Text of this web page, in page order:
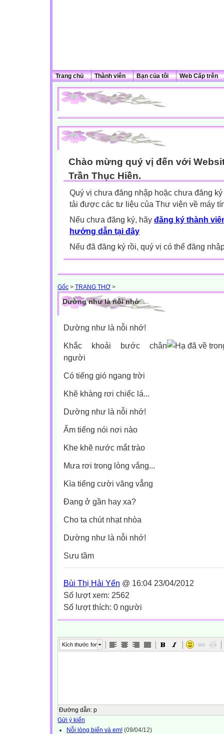
Trang chủ Thành viên Bạn của tôi Web Cấp trên
Chào mừng quý vị đến với
Trần Thục Hiền.
Quý vị chưa đăng nhập hoặc chưa đăng
tải được các tư liệu của Thư viện về máy
Nếu chưa đăng ký, hãy đăng ký thành
hướng dẫn tại đây
Nếu đã đăng ký rồi, quý vị có thể đăng
Gốc > TRANG THƠ >
Dường như là nỗi nhớ
Dường như là nỗi nhớ!
Khắc khoải bước chân
người
Có tiếng gió ngang trời
Khẽ khàng rơi chiếc lá...
Dường như là nỗi nhớ!
Ấm tiếng nói nơi nào
Khe khẽ nước mắt trào
Mưa rơi trong lòng vắng...
Kìa tiếng cười văng vẳng
Đang ở gần hay xa?
Cho ta chút nhạt nhòa
Dường như là nỗi nhớ!
Sưu tầm
Bùi Thị Hải Yến @ 16:04 23/04/2012
Số lượt xem: 2562
Số lượt thích: 0 người
Kích thước font
Đường dẫn: p
Gửi ý kiến
Nỗi lòng biển và em! (09/04/12)